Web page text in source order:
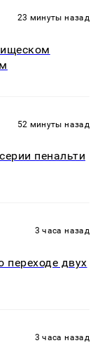
23 минуты назад
52 минуты назад
пенальти
3 часа назад
переходе двух
3 часа назад